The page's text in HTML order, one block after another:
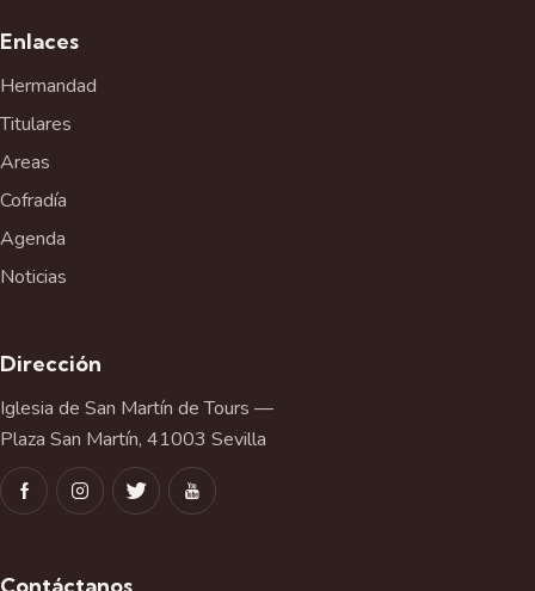
n
t
o
Enlaces
Hermandad
Titulares
Areas
Cofradía
Agenda
Noticias
Dirección
Iglesia de San Martín de Tours —
Plaza San Martín, 41003 Sevilla
Contáctanos